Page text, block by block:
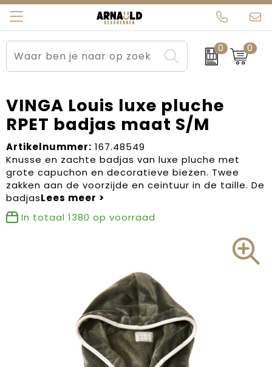
0 0
Relatiegeschenken
Sportkleding
Werkkleding
Kleding en textiel
Tassen
Beurs en Evenementen
Brievenbuspakketten
Carnaval
Dag van de Zorg
Kerstartikelen
Kerstpakketten
Verjaardagen
Voetbal, EK en WK
Arnauld Kerstpakketten
MijnEigenKadootje
Ons team
Contact
Blogs
VINGA Louis luxe pluche
RPET badjas maat S/M
Artikelnummer: 167.48549
Knusse en zachte badjas van luxe pluche met
grote capuchon en decoratieve biezen. Twee
zakken aan de voorzijde en ceintuur in de taille. De
badjas
In totaal 1380 op voorraad